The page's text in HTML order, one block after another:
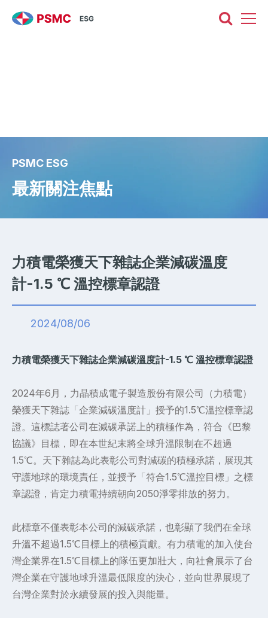
PSMC ESG
最新關注焦點
力積電榮獲天下雜誌企業減碳溫度
計-1.5 ℃ 溫控標章認證
2024/08/06
力積電榮獲天下雜誌企業減碳溫度計-1.5 ℃ 溫控標章認證
2024年6月，力晶積成電子製造股份有限公司（力積電）
榮獲天下雜誌「企業減碳溫度計」授予的1.5℃溫控標章認
證。這標誌著公司在減碳承諾上的積極作為，符合《巴黎
協議》目標，即在本世紀末將全球升溫限制在不超過
1.5℃。天下雜誌為此表彰公司對減碳的積極承諾，展現其
守護地球的環境責任，並授予「符合1.5℃溫控目標」之標
章認證，肯定力積電持續朝向2050淨零排放的努力。
此標章不僅表彰本公司的減碳承諾，也彰顯了我們在全球
升溫不超過1.5℃目標上的積極貢獻。有力積電的加入使台
灣企業界在1.5℃目標上的隊伍更加壯大，向社會展示了台
灣企業在守護地球升溫最低限度的決心，並向世界展現了
台灣企業對於永續發展的投入與能量。